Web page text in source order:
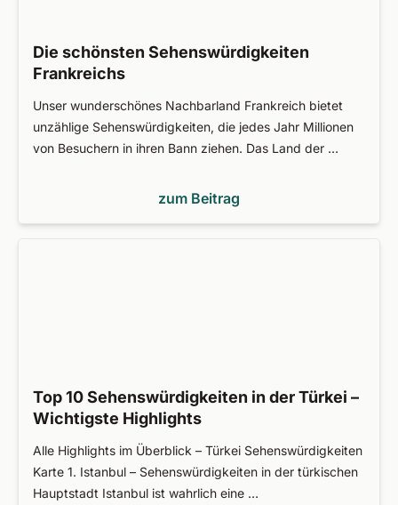
Die schönsten Sehenswürdigkeiten
Frankreichs
Unser wunderschönes Nachbarland Frankreich bietet
unzählige Sehenswürdigkeiten, die jedes Jahr Millionen
von Besuchern in ihren Bann ziehen. Das Land der …
zum Beitrag
Top 10 Sehenswürdigkeiten in der Türkei –
Wichtigste Highlights
Alle Highlights im Überblick – Türkei Sehenswürdigkeiten
Karte 1. Istanbul – Sehenswürdigkeiten in der türkischen
Hauptstadt Istanbul ist wahrlich eine …